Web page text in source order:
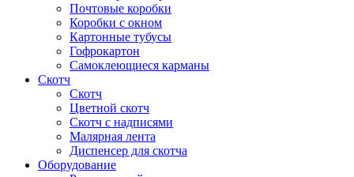
Почтовые коробки
Коробки с окном
Картонные тубусы
Гофрокартон
Самоклеющиеся карманы
Скотч
Скотч
Цветной скотч
Скотч с надписями
Малярная лента
Диспенсер для скотча
Оборудование